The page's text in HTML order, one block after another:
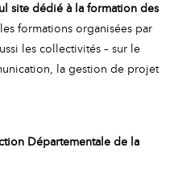
site dédié à la formation des
formations organisées par
les collectivités – sur le
la gestion de projet
Départementale de la